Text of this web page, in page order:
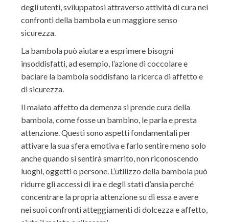
degli utenti, sviluppatosi attraverso attività di cura nei
confronti della bambola e un maggiore senso
sicurezza.
La bambola può aiutare a esprimere bisogni
insoddisfatti, ad esempio, l’azione di coccolare e
baciare la bambola soddisfano la ricerca di affetto e
di sicurezza.
Il malato affetto da demenza si prende cura della
bambola, come fosse un bambino, le parla e presta
attenzione. Questi sono aspetti fondamentali per
attivare la sua sfera emotiva e farlo sentire meno solo
anche quando si sentirà smarrito, non riconoscendo
luoghi, oggetti o persone. L’utilizzo della bambola può
ridurre gli accessi di ira e degli stati d’ansia perché
concentrare la propria attenzione su di essa e avere
nei suoi confronti atteggiamenti di dolcezza e affetto,